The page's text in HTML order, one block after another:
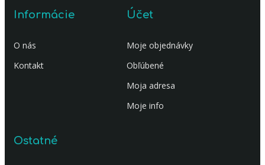
Informácie
O nás
Kontakt
Účet
Moje objednávky
Obľúbené
Moja adresa
Moje info
Ostatné